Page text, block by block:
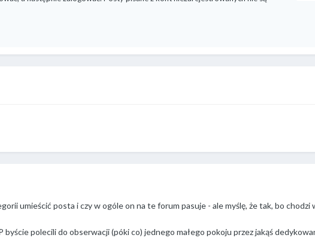
umieścić posta i czy w ogóle on na te forum pasuje - ale myślę, że tak, bo
byście polecili do obserwacji (póki co) jednego małego pokoju przez jakąś